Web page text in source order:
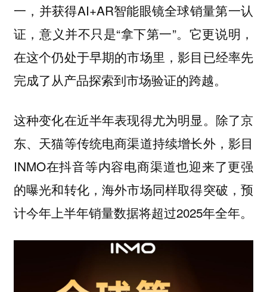
一，并获得AI+AR智能眼镜全球销量第一认
证，意义并不只是“拿下第一”。它更说明，
在这个仍处于早期的市场里，影目已经率先
完成了从产品探索到市场验证的跨越。
这种变化在近半年表现得尤为明显。除了京
东、天猫等传统电商渠道持续增长外，影目
INMO在抖音等内容电商渠道也迎来了更强
的曝光和转化，海外市场同样取得突破，预
计今年上半年销量数据将超过2025年全年。